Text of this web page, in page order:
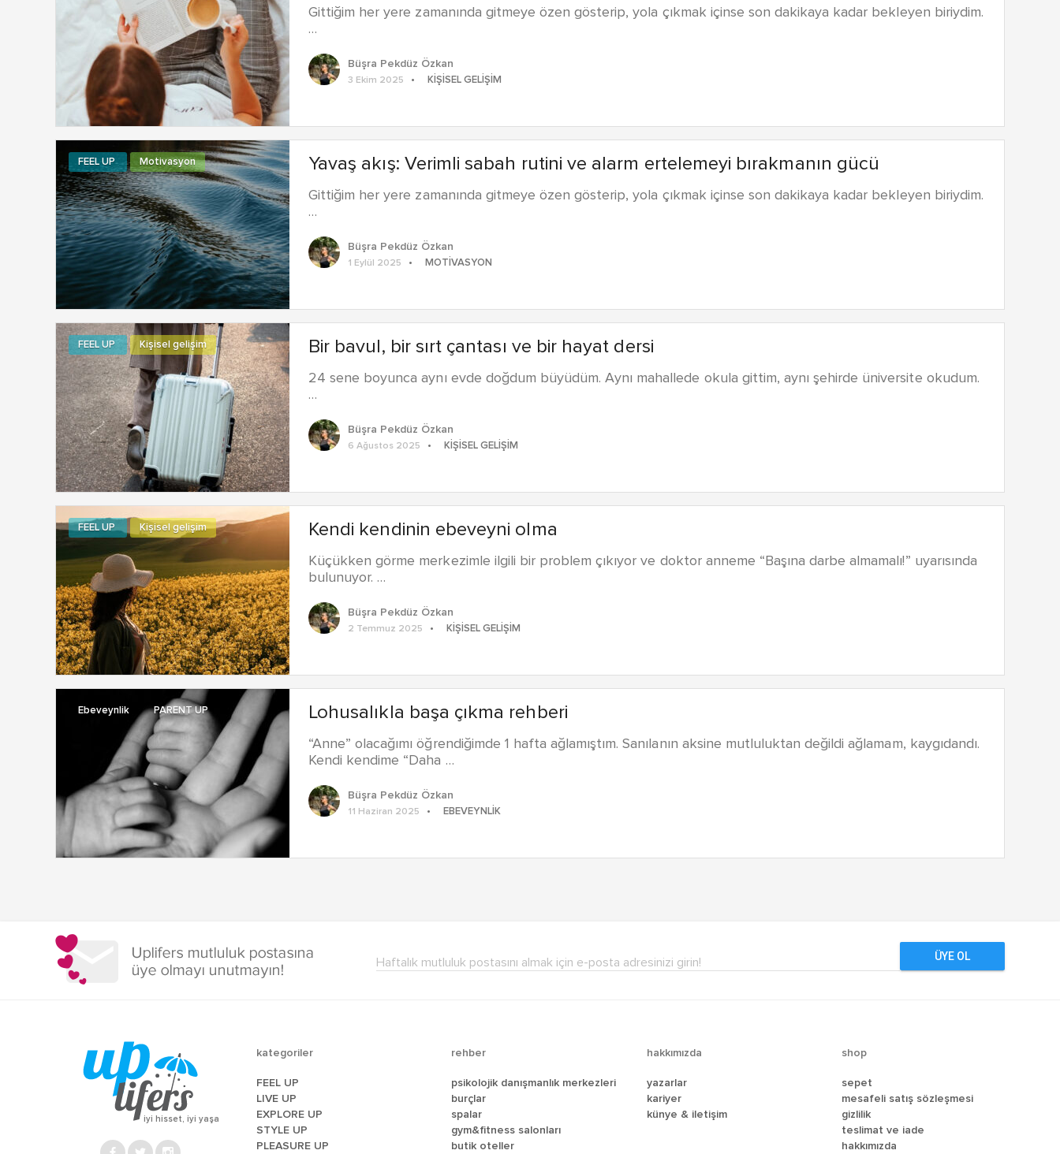
Gittiğim her yere zamanında gitmeye özen gösterip, yola çıkmak içinse son dakikaya kadar bekleyen biriydim.
…
Büşra Pekdüz Özkan
3 Ekim 2025 KIŞISEL GELIŞIM
Yavaş akış: Verimli sabah rutini ve alarm ertelemeyi bırakmanın gücü
Gittiğim her yere zamanında gitmeye özen gösterip, yola çıkmak içinse son dakikaya kadar bekleyen biriydim.
…
FEEL UP Motivasyon
Büşra Pekdüz Özkan
1 Eylül 2025 MOTIVASYON
Bir bavul, bir sırt çantası ve bir hayat dersi
24 sene boyunca aynı evde doğdum büyüdüm. Aynı mahallede okula gittim, aynı şehirde üniversite okudum.
…
FEEL UP Kişisel gelişim
Büşra Pekdüz Özkan
6 Ağustos 2025 KIŞISEL GELIŞIM
Kendi kendinin ebeveyni olma
Küçükken görme merkezimle ilgili bir problem çıkıyor ve doktor anneme “Başına darbe almamalı!” uyarısında
bulunuyor. …
FEEL UP Kişisel gelişim
Büşra Pekdüz Özkan
2 Temmuz 2025 KIŞISEL GELIŞIM
Lohusalıkla başa çıkma rehberi
“Anne” olacağımı öğrendiğimde 1 hafta ağlamıştım. Sanılanın aksine mutluluktan değildi ağlamam, kaygıdandı.
Kendi kendime “Daha …
Ebeveynlik PARENT UP
Büşra Pekdüz Özkan
11 Haziran 2025 EBEVEYNLIK
Haftalık mutluluk postasını almak için e-posta adresinizi girin! ÜYE OL
iyi hisset, iyi yaşa
kategoriler
FEEL UP
LIVE UP
EXPLORE UP
STYLE UP
PLEASURE UP
rehber
psikolojik danışmanlık merkezleri
burçlar
spalar
gym&fitness salonları
butik oteller
hakkımızda
yazarlar
kariyer
künye & i̇letişim
shop
sepet
mesafeli satış sözleşmesi
gizlilik
teslimat ve i̇ade
hakkımızda